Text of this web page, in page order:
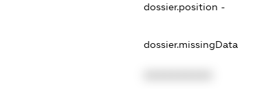
dossier.position -
dossier.missingData